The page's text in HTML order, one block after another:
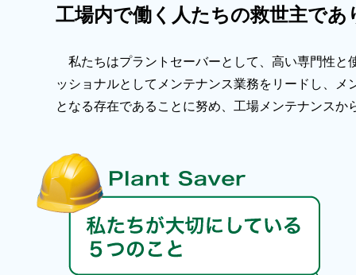
工場内で働く人たちの救世主であ
私たちはプラントセーバーとして、高い専門性と
ッショナルとしてメンテナンス業務をリードし、
となる存在であることに努め、工場メンテナンス